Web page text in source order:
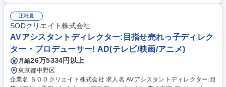
務： SNS（X, Instagram, TikTok等）の投稿、ユーザーへのリプライ・リ
アクション対応 ■収益化設計： 認知からマネタイズ（ファンクラブ入会や
コンテンツ購入）までの動線設計・最適化 募集職種 【SNSマーケター】S
ODグループ/フルフレックス◎/週2～3日の在宅勤務OK！
正社員
SODクリエイト株式会社
AVアシスタントディレクター:目指せ売れっ子ディレク
ター・プロデューサー! AD(テレビ/映画/アニメ)
月給26万5334円以上
東京都中野区
企業名 ＳＯＤクリエイト株式会社 求人名 AVアシスタントディレクター:目